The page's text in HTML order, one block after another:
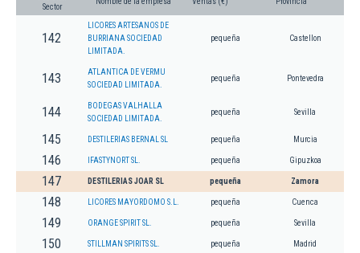
Sector
142
LICORES ARTESANOS DE
BURRIANA SOCIEDAD
LIMITADA.
pequeña Castellon
143
ATLANTICA DE VERMU
SOCIEDAD LIMITADA.
pequeña Pontevedra
144
BODEGAS VALHALLA
SOCIEDAD LIMITADA.
pequeña Sevilla
145 DESTILERIAS BERNAL SL pequeña Murcia
146 IFASTYNORT SL. pequeña Gipuzkoa
147 DESTILERIAS JOAR SL pequeña Zamora
148 LICORES MAYORDOMO S.L. pequeña Cuenca
149 ORANGE SPIRIT SL. pequeña Sevilla
150 STILLMAN SPIRITS SL. pequeña Madrid